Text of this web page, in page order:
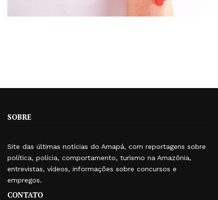
SOBRE
Site das últimas notícias do Amapá, com reportagens sobre
política, polícia, comportamento, turismo na Amazônia,
entrevistas, vídeos, informações sobre concursos e
empregos.
CONTATO